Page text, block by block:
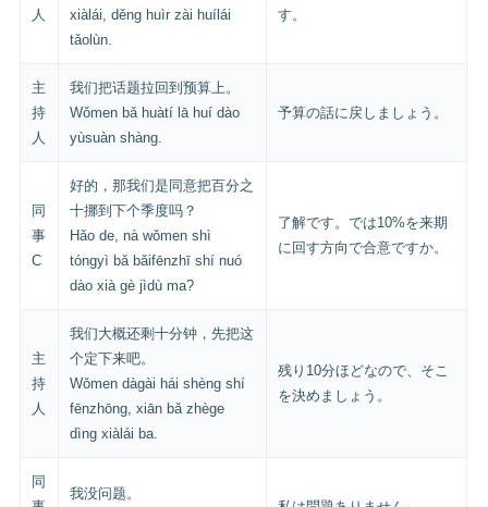
人
xiàlái, děng huìr zài huílái
tǎolùn.
す。
主
持
人
我们把话题拉回到预算上。
Wǒmen bǎ huàtí lā huí dào
yùsuàn shàng.
予算の話に戻しましょう。
同
事
C
好的，那我们是同意把百分之
十挪到下个季度吗？
Hǎo de, nà wǒmen shì
tóngyì bǎ bǎifēnzhī shí nuó
dào xià gè jìdù ma?
了解です。では10%を来期
に回す方向で合意ですか。
主
持
人
我们大概还剩十分钟，先把这
个定下来吧。
Wǒmen dàgài hái shèng shí
fēnzhōng, xiān bǎ zhège
dìng xiàlái ba.
残り10分ほどなので、そこ
を決めましょう。
同
我没问题。